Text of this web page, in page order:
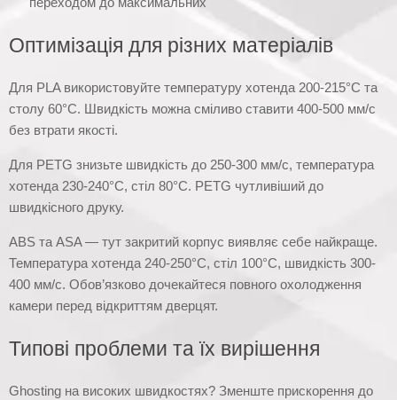
Оптимізація для різних матеріалів
Для PLA використовуйте температуру хотенда 200-215°C та
столу 60°C. Швидкість можна сміливо ставити 400-500 мм/с
без втрати якості.
Для PETG знизьте швидкість до 250-300 мм/с, температура
хотенда 230-240°C, стіл 80°C. PETG чутливіший до
швидкісного друку.
ABS та ASA — тут закритий корпус виявляє себе найкраще.
Температура хотенда 240-250°C, стіл 100°C, швидкість 300-
400 мм/с. Обов’язково дочекайтеся повного охолодження
камери перед відкриттям дверцят.
Типові проблеми та їх вирішення
Ghosting на високих швидкостях? Зменште прискорення до